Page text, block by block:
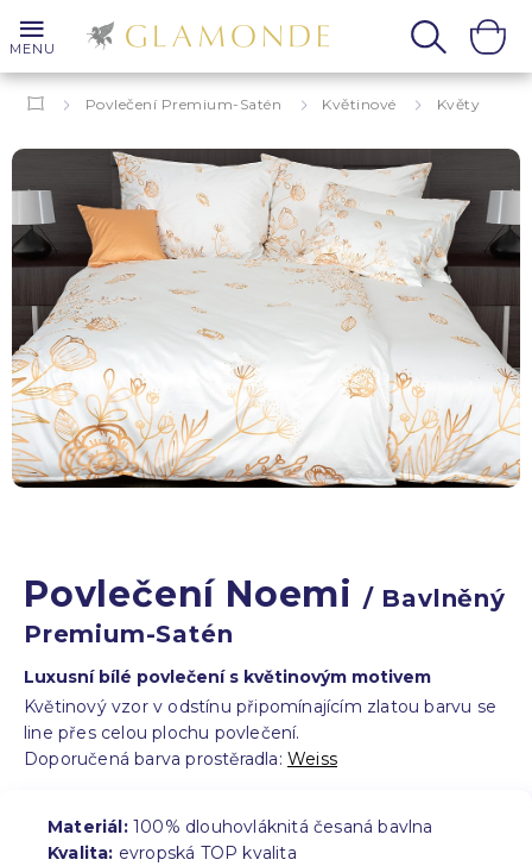
MENU
Povlečení Premium-Satén Květinové Květy
Noemi
Povlečení Noemi / Bavlněný
Premium-Satén
Luxusní bílé povlečení s květinovým motivem
Květinový vzor v odstínu připomínajícím zlatou barvu se
line přes celou plochu povlečení.
Doporučená barva prostěradla: Weiss
Materiál:100% dlouhovláknitá česaná bavlna
Kvalita: evropská TOP kvalita